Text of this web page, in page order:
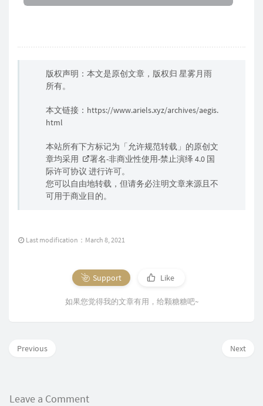
版权声明：本文是原创文章，版权归 星雾月雨
所有。
本文链接： https://www.ariels.xyz/archives/aegis.
html
本站所有下方标记为「允许规范转载」的原创文
章均采用
署名-非商业性使用-禁止演绎 4.0 国
际许可协议 进行许可。
您可以自由地转载，但请务必注明文章来源且不
可用于商业目的。
Last modification：March 8, 2021
Support Like
如果您觉得我的文章有用，给颗糖糖吧~
Next
Previous
Leave a Comment